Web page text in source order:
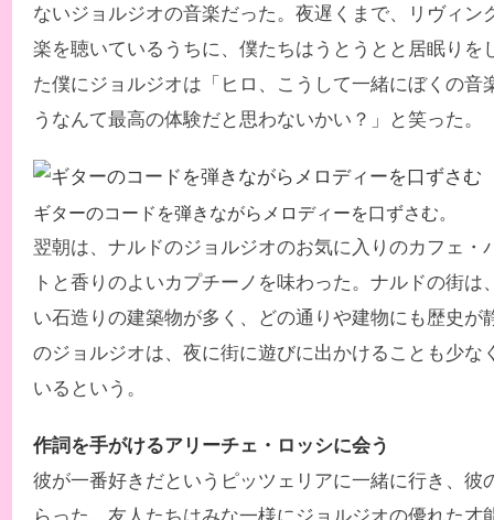
ないジョルジオの音楽だった。夜遅くまで、リヴィン
楽を聴いているうちに、僕たちはうとうとと居眠りを
た僕にジョルジオは「ヒロ、こうして一緒にぼくの音
うなんて最高の体験だと思わないかい？」と笑った。
ギターのコードを弾きながらメロディーを口ずさむ。
翌朝は、ナルドのジョルジオのお気に入りのカフェ・
トと香りのよいカプチーノを味わった。ナルドの街は
い石造りの建築物が多く、どの通りや建物にも歴史が
のジョルジオは、夜に街に遊びに出かけることも少な
いるという。
作詞を手がけるアリーチェ・ロッシに会う
彼が一番好きだというピッツェリアに一緒に行き、彼